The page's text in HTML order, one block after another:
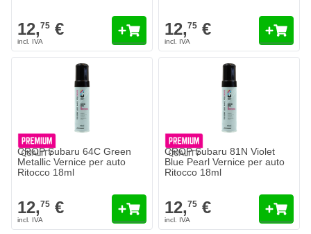
12,75 € 12,75 €
CROP Subaru 64C Green
Metallic Vernice per auto
Ritocco 18ml
12,75 €
CROP Subaru 81N Violet
Blue Pearl Vernice per auto
Ritocco 18ml
12,75 €